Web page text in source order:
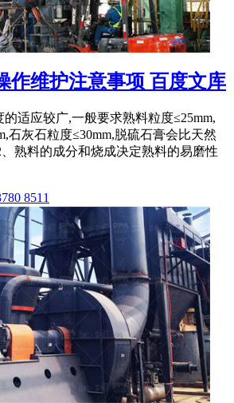
作维护注意事项 百度文库
适应较广,一般要求熟料粒度≤25mm,
石灰石粒度≤30mm,脱硫石膏会比天然
熟料的成分和烧成决定熟料的易磨性
8511